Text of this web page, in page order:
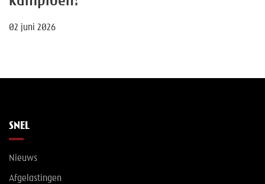
02 juni 2026
SNEL
Nieuws
Afgelastingen